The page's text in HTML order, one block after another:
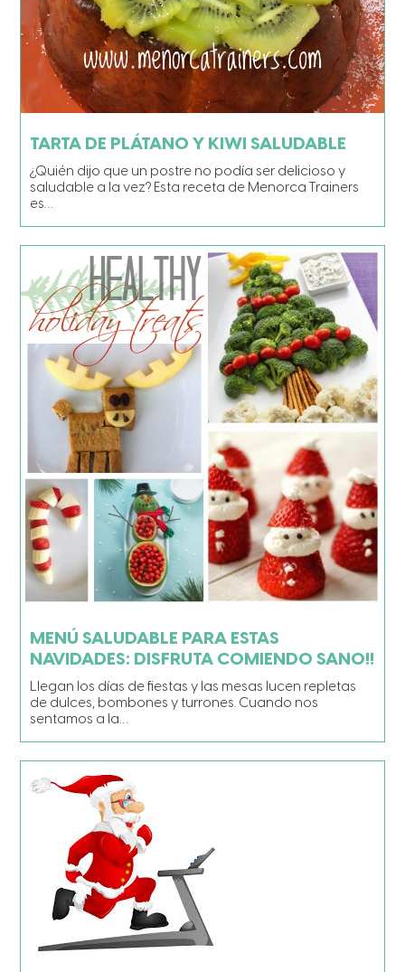
TARTA DE PLÁTANO Y KIWI SALUDABLE
¿Quién dijo que un postre no podía ser delicioso y
saludable a la vez? Esta receta de Menorca Trainers
es…
MENÚ SALUDABLE PARA ESTAS
NAVIDADES: DISFRUTA COMIENDO SANO!!
Llegan los días de fiestas y las mesas lucen repletas
de dulces, bombones y turrones. Cuando nos
sentamos a la…